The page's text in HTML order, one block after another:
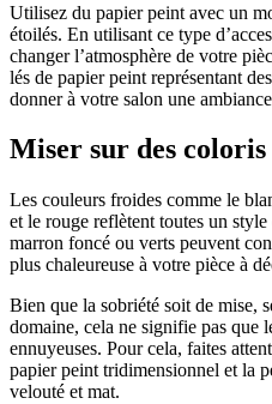
Utilisez du papier peint avec un
étoilés. En utilisant ce type
changer l’atmosphère de votre
lés de papier peint représentant
donner à votre salon une
Miser sur des coloris
Les couleurs froides comme le
et le rouge reflètent toutes un
marron foncé ou verts peuvent
plus chaleureuse à votre pièce à
Bien que la sobriété soit de mise,
domaine, cela ne signifie pas que
ennuyeuses. Pour cela, faites
papier peint tridimensionnel et la
velouté et mat.